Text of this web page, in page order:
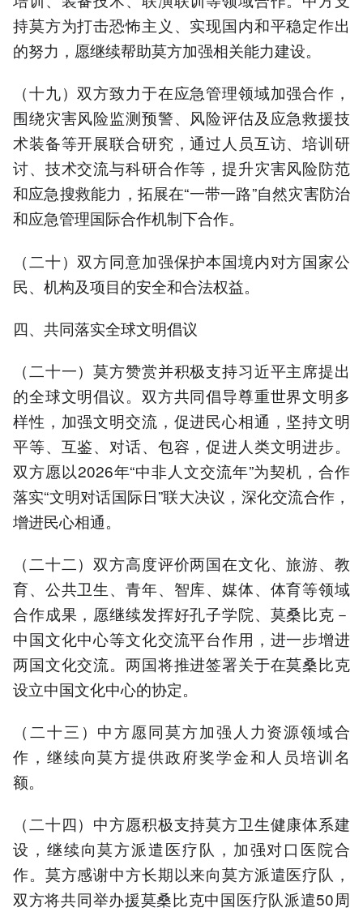
持莫方为打击恐怖主义、实现国内和平稳定作出
的努力，愿继续帮助莫方加强相关能力建设。
（十九）双方致力于在应急管理领域加强合作，
围绕灾害风险监测预警、风险评估及应急救援技
术装备等开展联合研究，通过人员互访、培训研
讨、技术交流与科研合作等，提升灾害风险防范
和应急搜救能力，拓展在“一带一路”自然灾害防治
和应急管理国际合作机制下合作。
（二十）双方同意加强保护本国境内对方国家公
民、机构及项目的安全和合法权益。
四、共同落实全球文明倡议
（二十一）莫方赞赏并积极支持习近平主席提出
的全球文明倡议。双方共同倡导尊重世界文明多
样性，加强文明交流，促进民心相通，坚持文明
平等、互鉴、对话、包容，促进人类文明进步。
双方愿以2026年“中非人文交流年”为契机，合作
落实“文明对话国际日”联大决议，深化交流合作，
增进民心相通。
（二十二）双方高度评价两国在文化、旅游、教
育、公共卫生、青年、智库、媒体、体育等领域
合作成果，愿继续发挥好孔子学院、莫桑比克－
中国文化中心等文化交流平台作用，进一步增进
两国文化交流。两国将推进签署关于在莫桑比克
设立中国文化中心的协定。
（二十三）中方愿同莫方加强人力资源领域合
作，继续向莫方提供政府奖学金和人员培训名
额。
（二十四）中方愿积极支持莫方卫生健康体系建
设，继续向莫方派遣医疗队，加强对口医院合
作。莫方感谢中方长期以来向莫方派遣医疗队，
双方将共同举办援莫桑比克中国医疗队派遣50周